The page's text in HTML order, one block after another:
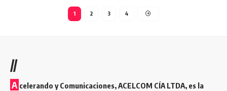
1 2 3 4
//
A celerando y Comunicaciones, ACELCOM CÍA LTDA, es la